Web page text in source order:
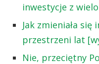
inwestycje z
Jak zmieniała się
przestrzeni lat
Nie, przeciętny